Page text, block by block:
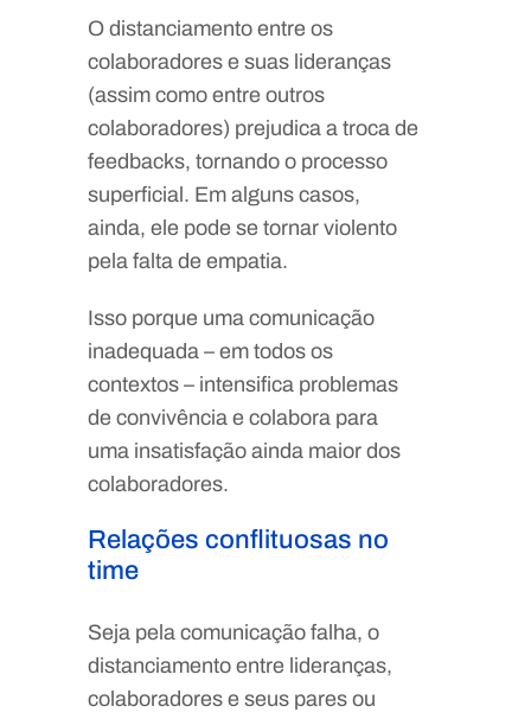
O distanciamento entre os
colaboradores e suas lideranças
(assim como entre outros
colaboradores) prejudica a troca de
feedbacks, tornando o processo
superficial. Em alguns casos,
ainda, ele pode se tornar violento
pela falta de empatia.
Isso porque uma comunicação
inadequada – em todos os
contextos – intensifica problemas
de convivência e colabora para
uma insatisfação ainda maior dos
colaboradores.
Relações conflituosas no
time
Seja pela comunicação falha, o
distanciamento entre lideranças,
colaboradores e seus pares ou